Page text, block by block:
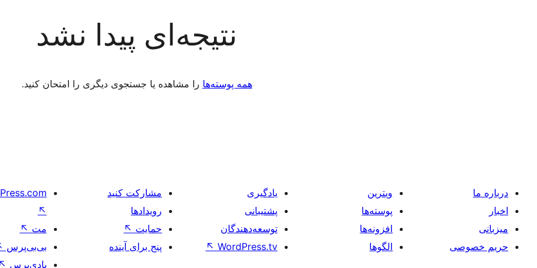
نتیجه‌ای پیدا نشد
همه پوسته‌ها را مشاهده یا جستجوی دیگری را امتحان کنید.
درباره ما
اخبار
میزبانی
حریم خصوصی
ویترین
پوسته‌ها
افزونه‌ها
الگوها
یادگیری
پشتیبانی
توسعه‌دهندگان
WordPress.tv
↖
مشارکت کنید
رویدادها
حمایت ↖
پنج برای آینده
↖
مت ↖
بی‌بی‌پرس
بادی‌پرس